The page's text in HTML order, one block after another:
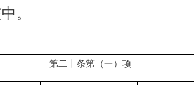
。
第二十条第（一）项